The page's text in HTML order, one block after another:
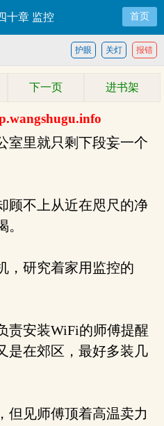
十章 监控 首页
报错
关灯
护眼
下一页 进书架
里就只剩下段妄一个
不上从近在咫尺的净
，研究着家用监控的
安装WiFi的师傅提醒
是在郊区，最好多装几
见师傅顶着高温卖力